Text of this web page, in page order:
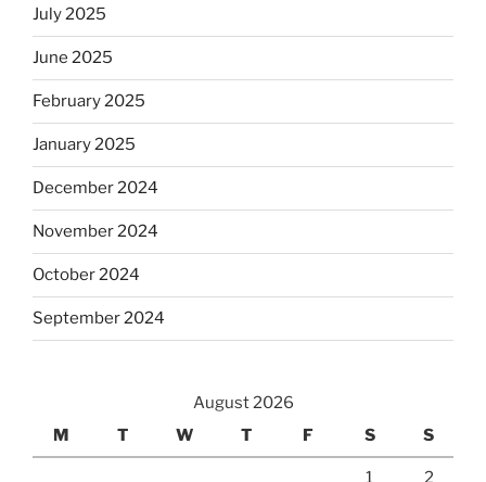
July 2025
June 2025
February 2025
January 2025
December 2024
November 2024
October 2024
September 2024
August 2026
M
T W T F S S
1 2